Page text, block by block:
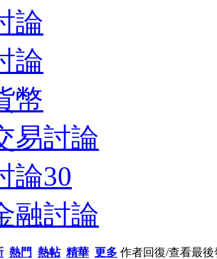
論
論
幣
易討論
論30
融討論
熱門 熱帖 精華 更多 作者回復/查看最後